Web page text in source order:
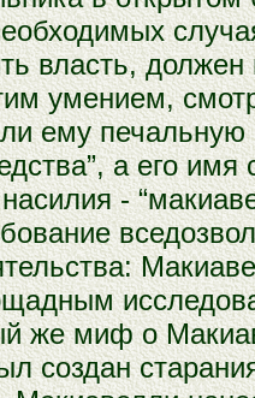
власть,
умением,
ему печальную
а его
-
же миф о
создан